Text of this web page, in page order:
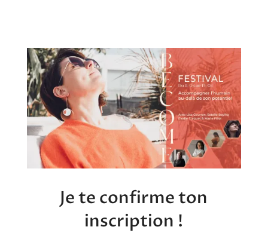
Je te confirme ton
inscription !